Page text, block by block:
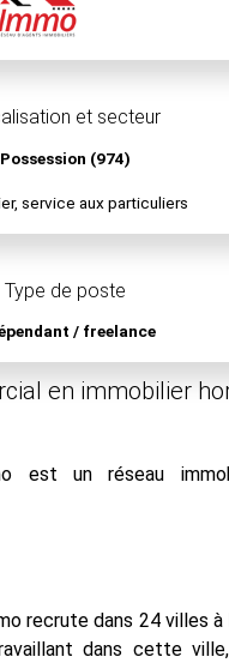
et secteur
Possession (974)
service aux particuliers
Type de poste
/ freelance
en immobilier
est un réseau
recrute dans 24 villes à
dans cette